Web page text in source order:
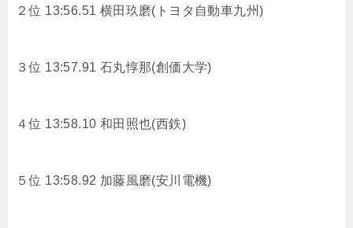
２位 13:56.51 横田玖磨(トヨタ自動車九州)
３位 13:57.91 石丸惇那(創価大学)
４位 13:58.10 和田照也(西鉄)
５位 13:58.92 加藤風磨(安川電機)